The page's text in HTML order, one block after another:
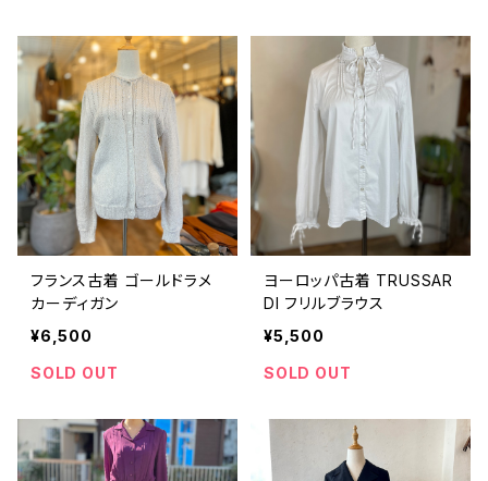
フランス古着 ゴールドラメ
カーディガン
¥6,500
SOLD OUT
ヨーロッパ古着 TRUSSAR
DI フリルブラウス
¥5,500
SOLD OUT